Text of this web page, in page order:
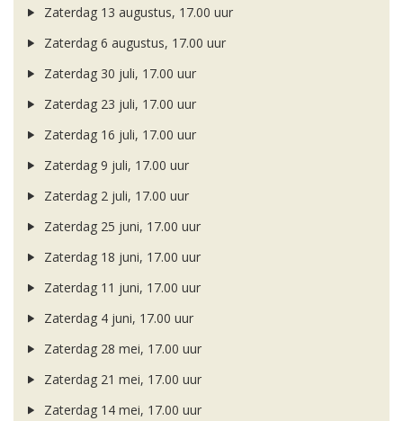
Zaterdag 13 augustus, 17.00 uur
Zaterdag 6 augustus, 17.00 uur
Zaterdag 30 juli, 17.00 uur
Zaterdag 23 juli, 17.00 uur
Zaterdag 16 juli, 17.00 uur
Zaterdag 9 juli, 17.00 uur
Zaterdag 2 juli, 17.00 uur
Zaterdag 25 juni, 17.00 uur
Zaterdag 18 juni, 17.00 uur
Zaterdag 11 juni, 17.00 uur
Zaterdag 4 juni, 17.00 uur
Zaterdag 28 mei, 17.00 uur
Zaterdag 21 mei, 17.00 uur
Zaterdag 14 mei, 17.00 uur